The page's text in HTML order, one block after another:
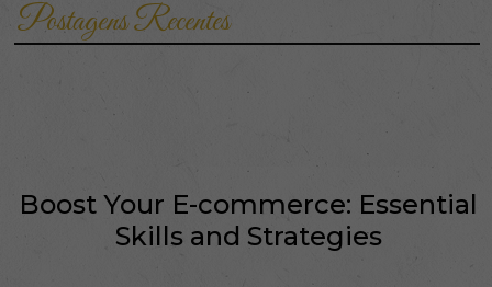
Postagens Recentes
Boost Your E-commerce: Essential
Skills and Strategies